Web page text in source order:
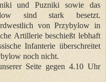
und Puzniki sowie das
sind stark besetzt.
von Przybylow in
Artillerie beschießt lebhaft
Infanterie überschreitet
noch nicht.
Seite gegen 4.10 Uhr